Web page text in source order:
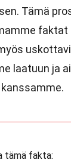
Tämä
faktat
laatuun ja
tämä fakta: